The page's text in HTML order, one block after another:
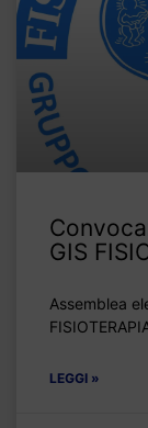
GIS
Assemblea
LEGGI »